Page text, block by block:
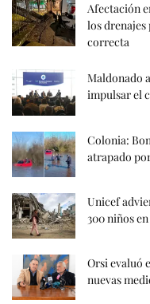
Afectación
los
correcta
Maldonado
impulsar el
Colonia:
atrapado
Unicef
300 niños
Orsi evaluó
nuevas